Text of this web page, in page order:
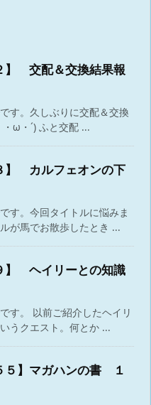
】 交配＆交換結果報
す。久しぶりに交配＆交換
ω・´) ふと交配 ...
】 カルフェオンの下
す。今回タイトルに悩みま
が馬でお散歩したとき ...
】 ヘイリーとの知識
す。 以前ご紹介したヘイリ
うクエスト。何とか ...
５】マガハンの書 １